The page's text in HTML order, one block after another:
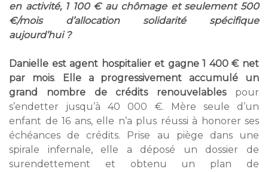
en activité, 1 100 € au chômage et seulement 500
€/mois d’allocation solidarité spécifique
aujourd’hui ?
Danielle est agent hospitalier et gagne 1 400 € net
par mois.
Elle a progressivement accumulé un
grand nombre de crédits renouvelablespour
s’endetter jusqu’à 40 000 €. Mère seule d’un
enfant de 16 ans, elle n’a plus réussi à honorer ses
échéances de crédits. Prise au piège dans une
spirale infernale, elle a déposé un dossier de
surendettement et obtenu un plan de